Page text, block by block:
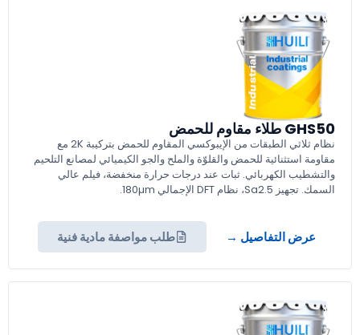
GHS50 طلاء مقاوم للحمض
نظام ثلاثي الطبقات من الإيبوكسي المقاوم للحمض بتركيبة 2K مع
مقاومة استثنائية للحمض والقلوّة والملح والجو الكيميائي لمصانع التلحيم
والتشطيب الكهربائي. ثبات عند درجات حرارة منخفضة، فيلم عالي
السمك. تجهيز Sa2.5، نظام DFT الإجمالي 180µm.
عرض التفاصيل → طلب مواصفة مادية فنية